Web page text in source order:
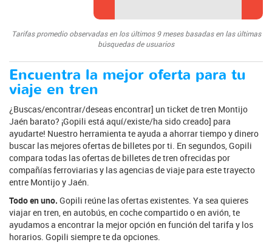
Tarifas promedio observadas en los últimos 9 meses basadas en las últimas
búsquedas de usuarios
Encuentra la mejor oferta para tu
viaje en tren
¿Buscas/encontrar/deseas encontrar] un ticket de tren Montijo
Jaén barato? ¡Gopili está aquí/existe/ha sido creado] para
ayudarte! Nuestro herramienta te ayuda a ahorrar tiempo y dinero
buscar las mejores ofertas de billetes por ti. En segundos, Gopili
compara todas las ofertas de billetes de tren ofrecidas por
compañías ferroviarias y las agencias de viaje para este trayecto
entre Montijo y Jaén.
Todo en uno. Gopili reúne las ofertas existentes. Ya sea quieres
viajar en tren, en autobús, en coche compartido o en avión, te
ayudamos a encontrar la mejor opción en función del tarifa y los
horarios. Gopili siempre te da opciones.